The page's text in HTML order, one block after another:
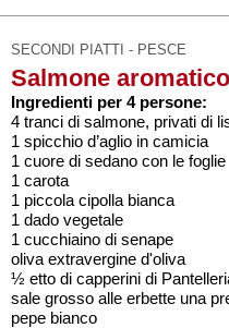
SECONDI PIATTI - PESCE
Salmone aromatico
Ingredienti per 4 persone:
4 tranci di salmone, privati di
1 spicchio d’aglio in camicia
1 cuore di sedano con le foglie
1 carota
1 piccola cipolla bianca
1 dado vegetale
1 cucchiaino di senape
oliva extravergine d'oliva
½ etto di capperini di
sale grosso alle erbette una
pepe bianco